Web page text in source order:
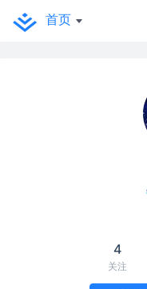
首页
4
关注